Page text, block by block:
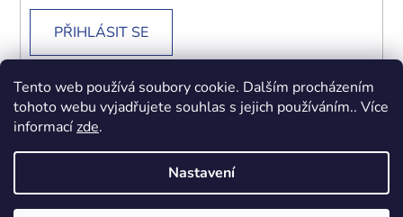
Tento web používá soubory cookie. Dalším procházením
tohoto webu vyjadřujete souhlas s jejich používáním.. Více
informacízde.
Nastavení
PŘIHLÁSIT SE
Obchodní podmínky Podmínky ochrany osobních údajů